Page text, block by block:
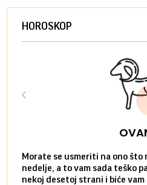
HOROSKOP
Morate se usmeriti na ono
nedelje, a to vam sada teško
nekoj desetoj strani i biće